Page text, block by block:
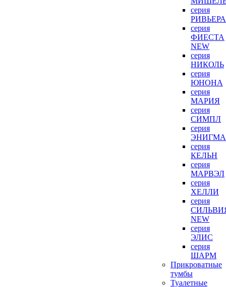
серия
РИВЬЕРА
серия
ФИЕСТА
NEW
серия
НИКОЛЬ
серия
ЮНОНА
серия
МАРИЯ
серия
СИМПЛ
серия
ЭНИГМА
серия
КЕЛЬН
серия
МАРВЭЛ
серия
ХЕЛЛИ
серия
NEW
серия
ЭЛИС
серия
ШАРМ
Прикроватные
тумбы
Туалетные